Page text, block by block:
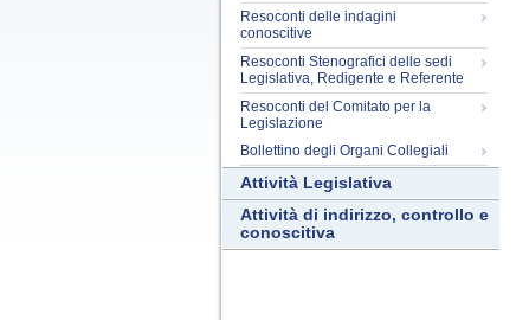
Resoconti delle indagini
conoscitive
Resoconti Stenografici delle sedi
Legislativa, Redigente e Referente
Resoconti del Comitato per la
Legislazione
Bollettino degli Organi Collegiali
Attività Legislativa
Attività di indirizzo, controllo e
conoscitiva